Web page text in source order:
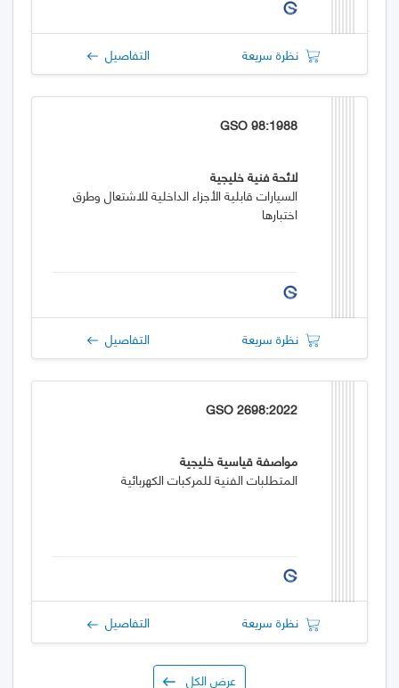
نظرة سريعة التفاصيل
GSO 98:1988
لائحة فنية خليجية
السيارات قابلية الأجزاء الداخلية للاشتعال وطرق
اختبارها
نظرة سريعة التفاصيل
GSO 2698:2022
مواصفة قياسية خليجية
المتطلبات الفنية للمركبات الكهربائية
نظرة سريعة التفاصيل
عرض الكل